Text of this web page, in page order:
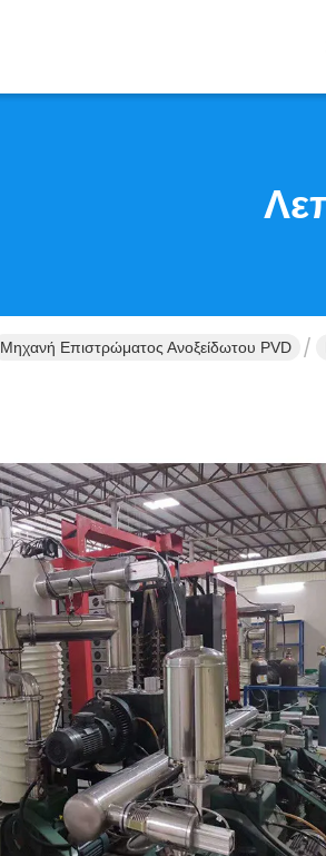
Μηχανή Επιστρώματος Ανοξείδωτου PVD